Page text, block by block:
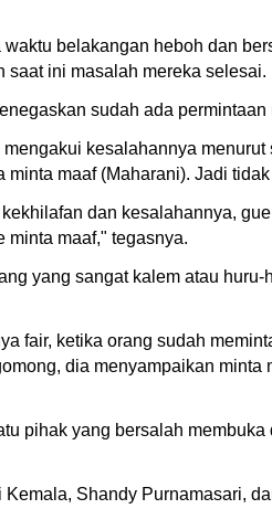
belakangan heboh dan
saat ini masalah mereka selesai.
sudah ada
kesalahannya
maaf (Maharani). Jadi
dan kesalahannya,
minta maaf," tegasnya.
yang sangat kalem atau
fair, ketika orang sudah
dia menyampaikan
pihak yang bersalah
Shandy Purnamasari,